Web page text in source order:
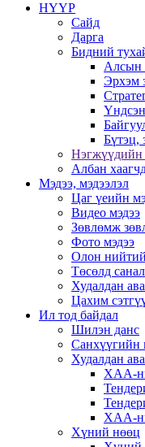
НҮҮР
Сайд
Дарга
Бидний
Алсын
Эрхэм
Үндсэн
Бүтэц,
Нэгжүүдийн
Албан
Мэдээ, мэдээлэл
Цаг үеийн
Видео мэдээ
Зөвлөмж
Фото мэдээ
Олон
Төсөлд
Худалдан
Цахим
Ил тод байдал
Шилэн данс
Санхүүгийн
Худалдан
ХАА-
ХАА-
Хүний нөөц